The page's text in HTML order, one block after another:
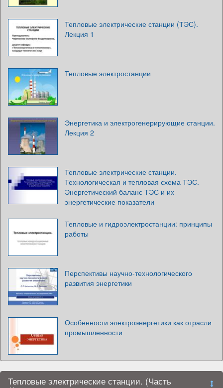
Тепловые электрические станции (ТЭС).
Лекция 1
Тепловые электростанции
Энергетика и электрогенерирующие станции.
Лекция 2
Тепловые электрические станции.
Технологическая и тепловая схема ТЭС.
Энергетический баланс ТЭС и их
энергетические показатели
Тепловые и гидроэлектростанции: принципы
работы
Перспективы научно-технологического
развития энергетики
Особенности электроэнергетики как отрасли
промышленности
Тепловые электрические станции. (Часть